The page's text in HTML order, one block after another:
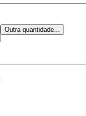
Outra quantidade...